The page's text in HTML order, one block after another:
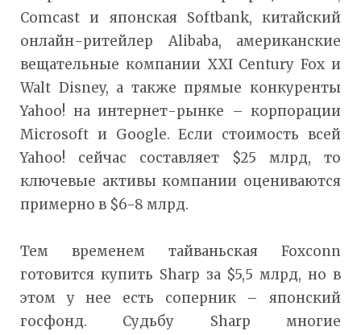
Comcast и японская Softbank, китайский
онлайн-ритейлер Alibaba, американские
вещательные компании XXI Century Fox и
Walt Disney, а также прямые конкуренты
Yahoo! на интернет-рынке – корпорации
Microsoft и Google. Если стоимость всей
Yahoo! сейчас составляет $25 млрд, то
ключевые активы компании оцениваются
примерно в $6-8 млрд.
Тем временем тайваньская Foxconn
готовится купить Sharp за $5,5 млрд, но в
этом у нее есть соперник – японский
госфонд. Судьбу Sharp многие